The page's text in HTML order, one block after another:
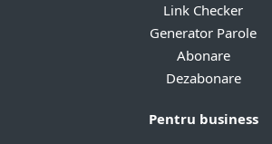
Link Checker
Generator Parole
Abonare
Dezabonare
Pentru business